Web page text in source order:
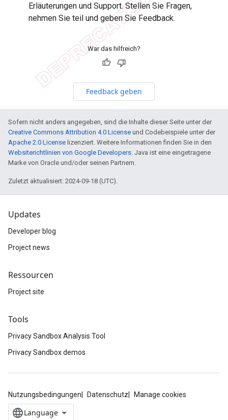
Erläuterungen und Support. Stellen Sie Fragen,
nehmen Sie teil und geben Sie Feedback.
War das hilfreich?
Feedback geben
Sofern nicht anders angegeben, sind die Inhalte dieser Seite unter der
Creative Commons Attribution 4.0 License und Codebeispiele unter der
Apache 2.0 License lizenziert. Weitere Informationen finden Sie in den
Websiterichtlinien von Google Developers . Java ist eine eingetragene
Marke von Oracle und/oder seinen Partnern.
Zuletzt aktualisiert: 2024-09-18 (UTC).
Updates
Developer blog
Project news
Ressourcen
Project site
Tools
Privacy Sandbox Analysis Tool
Privacy Sandbox demos
Nutzungsbedingungen Datenschutz Manage cookies